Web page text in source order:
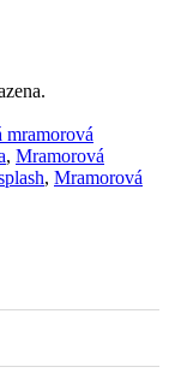
mramorová
, Mramorová
, Mramorová